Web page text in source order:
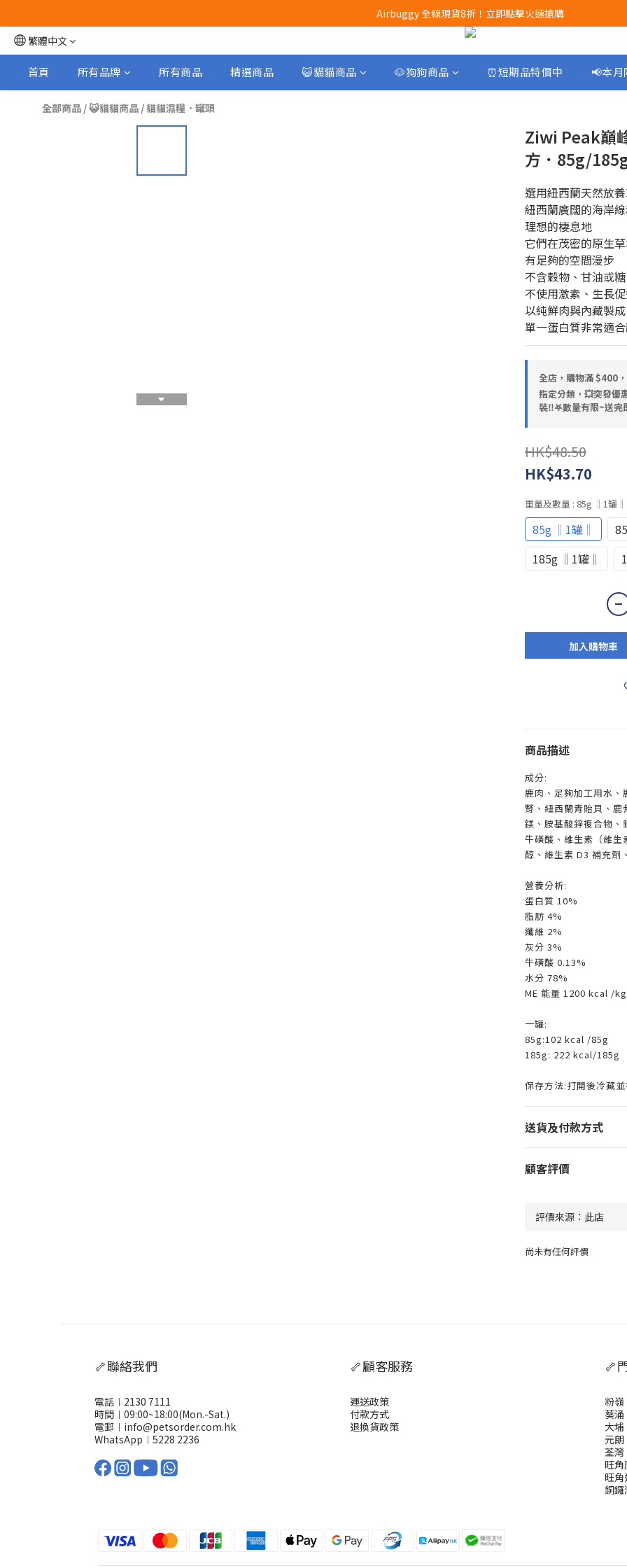
Airbuggy 全線現貨8折！立即點擊火速搶購
Airbuggy 全線現貨8折！立即點擊火速搶購
CURLI瑞士狗帶全款式3折！立即按下搶購
買任何獅子砂可享半價加購獅子砂木薯砂1包
繁體中文
首頁 所有品牌 所有商品 精選商品 😺貓貓商品 🐶狗狗商品 ⏰短期品特價中 📢本月
全部商品 /😺貓貓商品 /貓貓濕糧．罐頭
Ziwi Peak巔
方．85g/
選用紐西蘭天然放
紐西蘭廣闊的海岸
理想的棲息地
它們在茂密的原生
有足夠的空間漫步
不含穀物、甘油或糖
不使用激素、生長
以純鮮肉與內藏製
單一蛋白質非常適
全店，購物滿 $400
指定分類，💥突發優
裝‼️𖤐數量有限~送
HK$48.50
HK$43.70
重量及數量 : 85g ‖1罐‖
85g ‖1罐‖
185g ‖1罐‖
加入購物車
商品描述
成分:
鹿肉、足夠加工用水
腎、紐西蘭青貽貝、
鎂、胺基酸鋅複合物、
牛磺酸、維生素（維生
醇、維生素 D3 補充劑
營養分析:
蛋白質 10%
脂肪 4%
纖維 2%
灰分 3%
牛磺酸 0.13%
水分 78%
ME 能量 1200 kcal /kg
一罐:
85g:102 kcal /85g
185g: 222 kcal/185g
保存方法:打開後冷藏
送貨及付款方式
顧客評價
尚未有任何評價
🦴聯絡我們
電話︱2130 7111
時間︱09:00~18:00(Mon.-Sat.)
電郵︱info@petsorder.com.hk
WhatsApp︱ 5228 2236
🦴顧客服務
運送政策
付款方式
退換貨政策
🦴
粉嶺
葵
大埔
元
荃
旺
旺角
銅鑼